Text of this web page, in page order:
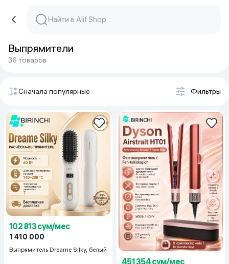
Выпрямители
36 товаров
Сначала популярные Фильтры
102 813 сум/мес
1 410 000
Выпрямитель Dreame Silky, белый
451 354 сум/мес